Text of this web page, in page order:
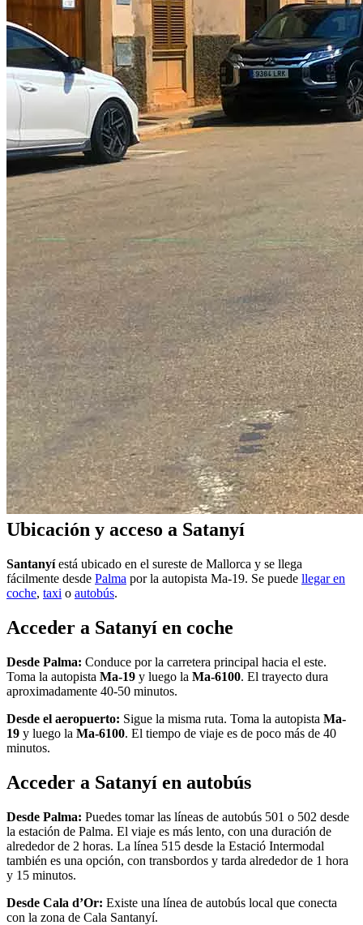
Ubicación y acceso a Satanyí
Santanyíestá ubicado en el sureste de Mallorca y se llega
fácilmente desde Palma por la autopista Ma-19. Se puede llegar en
coche, taxi o autobús.
Acceder a Satanyí en coche
Desde Palma: Conduce por la carretera principal hacia el este.
Toma la autopista Ma-19 y luego la Ma-6100. El trayecto dura
aproximadamente 40-50 minutos.
Desde el aeropuerto: Sigue la misma ruta. Toma la autopista Ma-
19 y luego la Ma-6100. El tiempo de viaje es de poco más de 40
minutos.
Acceder a Satanyí en autobús
Desde Palma: Puedes tomar las líneas de autobús 501 o 502 desde
la estación de Palma. El viaje es más lento, con una duración de
alrededor de 2 horas. La línea 515 desde la Estació Intermodal
también es una opción, con transbordos y tarda alrededor de 1 hora
y 15 minutos.
Desde Cala d’Or: Existe una línea de autobús local que conecta
con la zona de Cala Santanyí.